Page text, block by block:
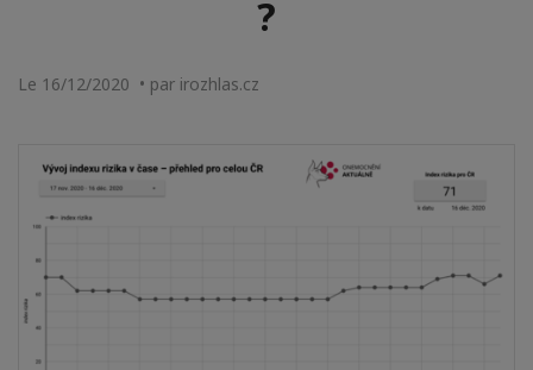
?
Le 16/12/2020 • par irozhlas.cz